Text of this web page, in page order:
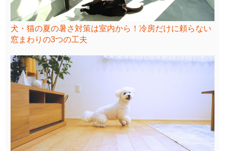
犬・猫の夏の暑さ対策は室内から！冷房だけに頼らない
窓まわりの3つの工夫